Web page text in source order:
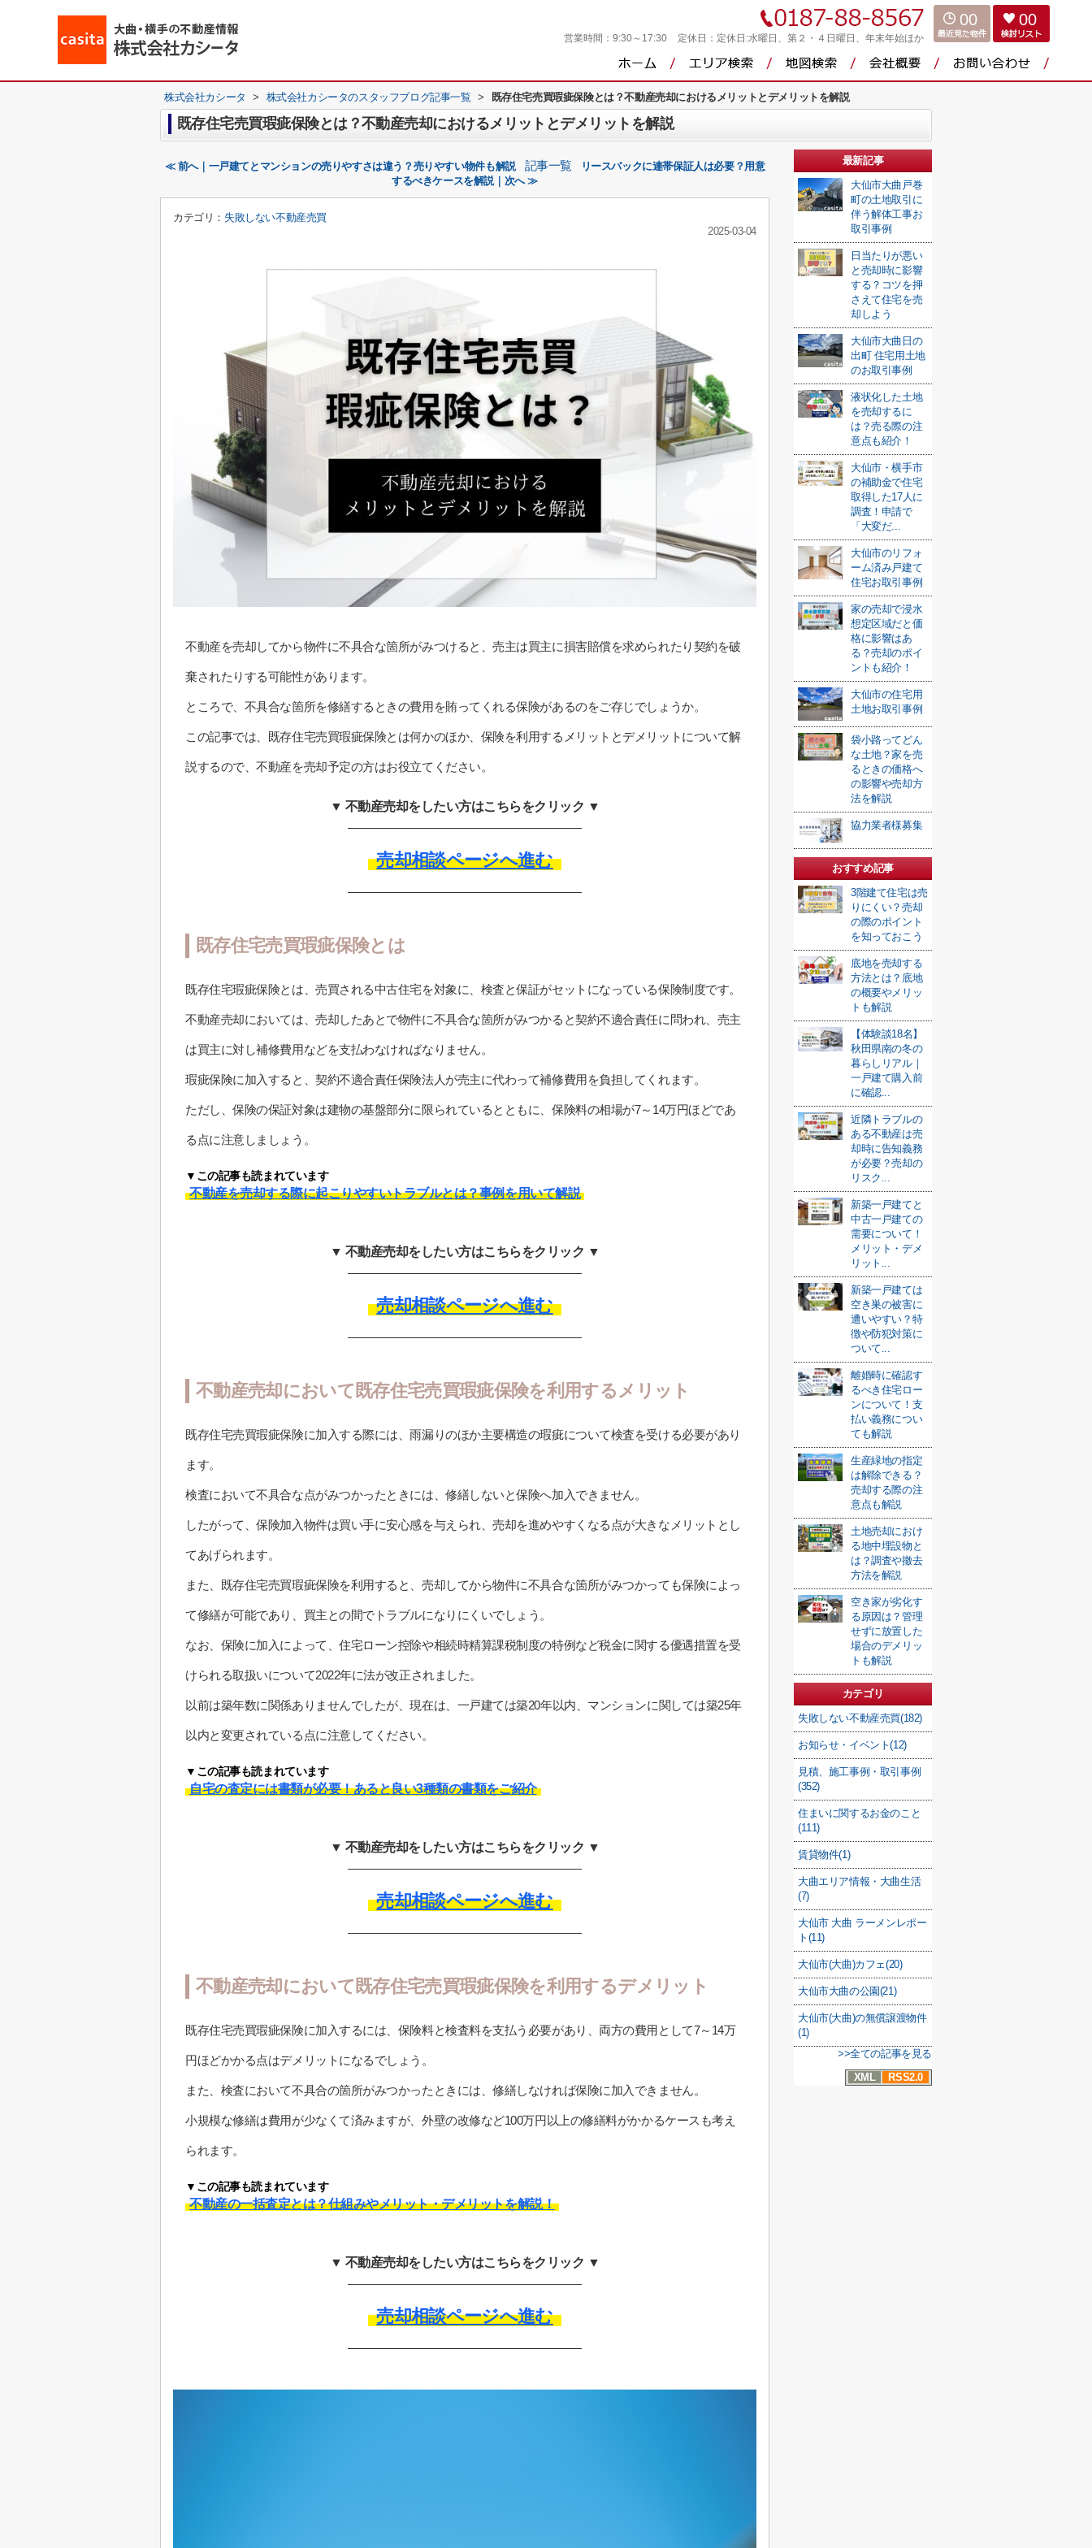
営業時間： 9:30～17:30 定休日： 定休日:水曜日、第２・４日曜日、年末年始ほか
00 00
株式会社カシータ > 株式会社カシータのスタッフブログ記事一覧 > 既存住宅売買瑕疵保険とは？不動産売却におけるメリットとデメリットを解説
既存住宅売買瑕疵保険とは？不動産売却におけるメリットとデメリットを解説
≪ 前へ｜一戸建てとマンションの売りやすさは違う？売りやすい物件も解説 記事一覧
リースバックに連帯保証人は必要？用意
するべきケースを解説｜次へ ≫
カテゴリ： 失敗しない不動産売買
2025-03-04
不動産を売却してから物件に不具合な箇所がみつけると、売主は買主に損害賠償を求められたり契約を破
棄されたりする可能性があります。
ところで、不具合な箇所を修繕するときの費用を賄ってくれる保険があるのをご存じでしょうか。
この記事では、既存住宅売買瑕疵保険とは何かのほか、保険を利用するメリットとデメリットについて解
説するので、不動産を売却予定の方はお役立てください。
▼ 不動産売却をしたい方はこちらをクリック ▼
売却相談ページへ進む
既存住宅売買瑕疵保険とは
既存住宅瑕疵保険とは、売買される中古住宅を対象に、検査と保証がセットになっている保険制度です。
不動産売却においては、売却したあとで物件に不具合な箇所がみつかると契約不適合責任に問われ、売主
は買主に対し補修費用などを支払わなければなりません。
瑕疵保険に加入すると、契約不適合責任保険法人が売主に代わって補修費用を負担してくれます。
ただし、保険の保証対象は建物の基盤部分に限られているとともに、保険料の相場が7～14万円ほどであ
る点に注意しましょう。
▼この記事も読まれています
不動産を売却する際に起こりやすいトラブルとは？事例を用いて解説
▼ 不動産売却をしたい方はこちらをクリック ▼
売却相談ページへ進む
不動産売却において既存住宅売買瑕疵保険を利用するメリット
既存住宅売買瑕疵保険に加入する際には、雨漏りのほか主要構造の瑕疵について検査を受ける必要があり
ます。
検査において不具合な点がみつかったときには、修繕しないと保険へ加入できません。
したがって、保険加入物件は買い手に安心感を与えられ、売却を進めやすくなる点が大きなメリットとし
てあげられます。
また、既存住宅売買瑕疵保険を利用すると、売却してから物件に不具合な箇所がみつかっても保険によっ
て修繕が可能であり、買主との間でトラブルになりにくいでしょう。
なお、保険に加入によって、住宅ローン控除や相続時精算課税制度の特例など税金に関する優遇措置を受
けられる取扱いについて2022年に法が改正されました。
以前は築年数に関係ありませんでしたが、現在は、一戸建ては築20年以内、マンションに関しては築25年
以内と変更されている点に注意してください。
▼この記事も読まれています
自宅の査定には書類が必要！あると良い3種類の書類をご紹介
▼ 不動産売却をしたい方はこちらをクリック ▼
売却相談ページへ進む
不動産売却において既存住宅売買瑕疵保険を利用するデメリット
既存住宅売買瑕疵保険に加入するには、保険料と検査料を支払う必要があり、両方の費用として7～14万
円ほどかかる点はデメリットになるでしょう。
また、検査において不具合の箇所がみつかったときには、修繕しなければ保険に加入できません。
小規模な修繕は費用が少なくて済みますが、外壁の改修など100万円以上の修繕料がかかるケースも考え
られます。
▼この記事も読まれています
不動産の一括査定とは？仕組みやメリット・デメリットを解説！
▼ 不動産売却をしたい方はこちらをクリック ▼
売却相談ページへ進む
最新記事
大仙市大曲戸巻
町の土地取引に
伴う解体工事お
取引事例
日当たりが悪い
と売却時に影響
する？コツを押
さえて住宅を売
却しよう
大仙市大曲日の
出町 住宅用土地
のお取引事例
液状化した土地
を売却するに
は？売る際の注
意点も紹介！
大仙市・横手市
の補助金で住宅
取得した17人に
調査！申請で
「大変だ...
大仙市のリフォ
ーム済み戸建て
住宅お取引事例
家の売却で浸水
想定区域だと価
格に影響はあ
る？売却のポイ
ントも紹介！
大仙市の住宅用
土地お取引事例
袋小路ってどん
な土地？家を売
るときの価格へ
の影響や売却方
法を解説
協力業者様募集
おすすめ記事
3階建て住宅は売
りにくい？売却
の際のポイント
を知っておこう
底地を売却する
方法とは？底地
の概要やメリッ
トも解説
【体験談18名】
秋田県南の冬の
暮らしリアル｜
一戸建て購入前
に確認...
近隣トラブルの
ある不動産は売
却時に告知義務
が必要？売却の
リスク...
新築一戸建てと
中古一戸建ての
需要について！
メリット・デメ
リット...
新築一戸建ては
空き巣の被害に
遭いやすい？特
徴や防犯対策に
ついて...
離婚時に確認す
るべき住宅ロー
ンについて！支
払い義務につい
ても解説
生産緑地の指定
は解除できる？
売却する際の注
意点も解説
土地売却におけ
る地中埋設物と
は？調査や撤去
方法を解説
空き家が劣化す
る原因は？管理
せずに放置した
場合のデメリッ
トも解説
カテゴリ
失敗しない不動産売買(182)
お知らせ・イベント(12)
見積、施工事例・取引事例
(352)
住まいに関するお金のこと
(111)
賃貸物件(1)
大曲エリア情報・大曲生活
(7)
大仙市 大曲 ラーメンレポー
ト(11)
大仙市(大曲)カフェ(20)
大仙市大曲の公園(21)
大仙市(大曲)の無償譲渡物件
(1)
>>全ての記事を見る
XML
RSS2.0